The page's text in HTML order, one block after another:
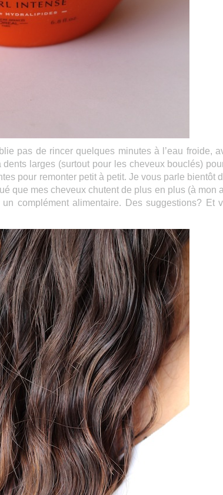
pas de rincer quelques minutes à l’eau froide,
larges (surtout pour les cheveux bouclés)
pour remonter petit à petit. Je vous parle bientôt
que mes cheveux chutent de plus en plus (à mon
complément alimentaire. Des suggestions? Et